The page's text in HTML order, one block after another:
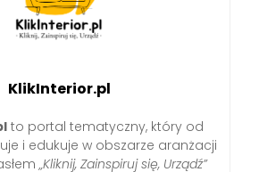
KlikInterior.pl
to portal tematyczny, który od
i edukuje w obszarze aranżacji
„Kliknij, Zainspiruj się, Urządź”